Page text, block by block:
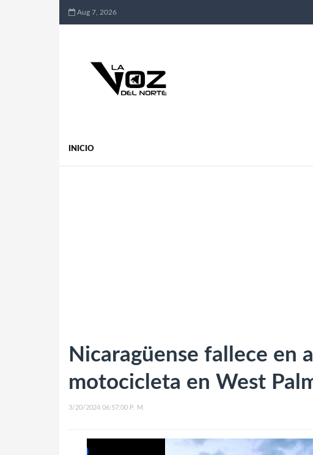
Aug 7, 2026
INICIO
Nicaragüense fallece en
motocicleta en West
3/20/2024 06:57:00 P. M.